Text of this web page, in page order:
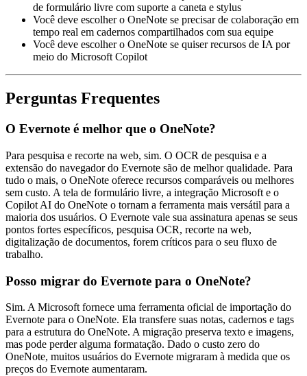
de formulário livre com suporte a caneta e stylus
Você deve escolher o OneNote se precisar de colaboração em
tempo real em cadernos compartilhados com sua equipe
Você deve escolher o OneNote se quiser recursos de IA por
meio do Microsoft Copilot
Perguntas Frequentes
O Evernote é melhor que o OneNote?
Para pesquisa e recorte na web, sim. O OCR de pesquisa e a
extensão do navegador do Evernote são de melhor qualidade. Para
tudo o mais, o OneNote oferece recursos comparáveis ou melhores
sem custo. A tela de formulário livre, a integração Microsoft e o
Copilot AI do OneNote o tornam a ferramenta mais versátil para a
maioria dos usuários. O Evernote vale sua assinatura apenas se seus
pontos fortes específicos, pesquisa OCR, recorte na web,
digitalização de documentos, forem críticos para o seu fluxo de
trabalho.
Posso migrar do Evernote para o OneNote?
Sim. A Microsoft fornece uma ferramenta oficial de importação do
Evernote para o OneNote. Ela transfere suas notas, cadernos e tags
para a estrutura do OneNote. A migração preserva texto e imagens,
mas pode perder alguma formatação. Dado o custo zero do
OneNote, muitos usuários do Evernote migraram à medida que os
preços do Evernote aumentaram.